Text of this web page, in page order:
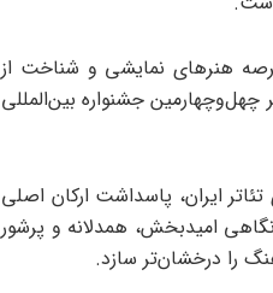
عرصه هنرهای نمایشی و شناخت از
چهل‌وچهارمین جشنواره بین‌المللی
ایران، پاسداشت ارکان اصلی
امیدبخش، همدلانه و پرشور
را درخشان‌تر سازد.